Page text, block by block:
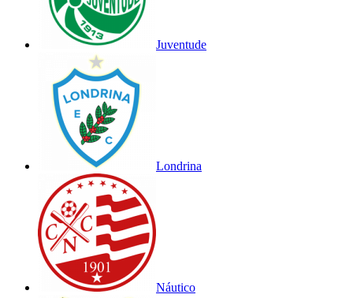
Juventude
Londrina
Náutico